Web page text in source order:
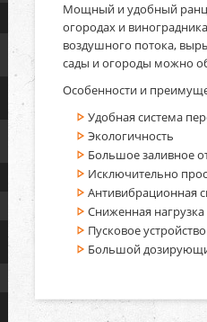
Мощный и удобный
огородах и
воздушного потока,
сады и огороды можно
Особенности и
Удобная система
Экологичность
Большое заливное
Исключительно
Антивибрационная
Сниженная
Пусковое
Большой